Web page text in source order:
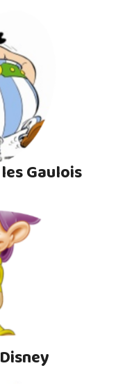
Gaulois